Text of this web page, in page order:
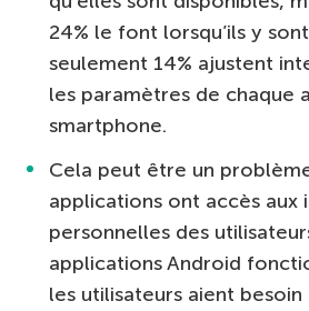
24% le font lorsqu’ils y
seulement 14% ajustent
les paramètres de chaque
smartphone.
Cela peut être un
applications ont accès aux
personnelles des
applications Android
les utilisateurs aient